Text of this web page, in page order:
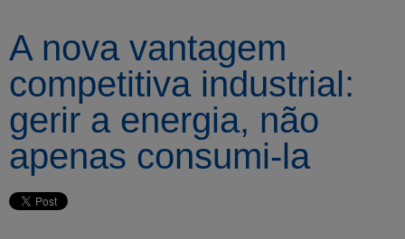
A nova vantagem
competitiva industrial:
gerir a energia, não
apenas consumi-la